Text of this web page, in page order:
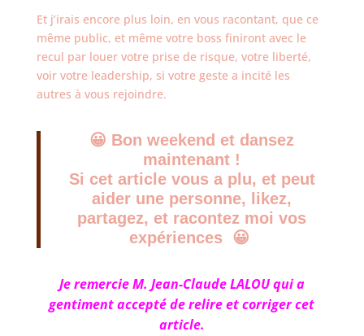
Et j’irais encore plus loin, en vous racontant, que ce
même public, et même votre boss finiront avec le
recul par louer votre prise de risque, votre liberté,
voir votre leadership, si votre geste a incité les
autres à vous rejoindre.
😀 Bon weekend et dansez
maintenant !
Si cet article vous a plu, et peut
aider une personne, likez,
partagez, et racontez moi vos
expériences 😀
Je remercie M. Jean-Claude LALOU qui a
gentiment accepté de relire et corriger cet
article.